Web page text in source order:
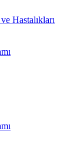
Hastalıkları